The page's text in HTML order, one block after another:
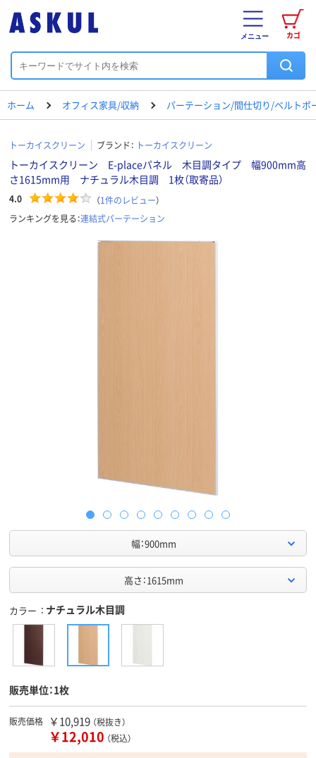
カゴ
メニュー
ホーム オフィス家具/収納 パーテーション/間仕切り/ベルトポ
トーカイスクリーン ブランド： トーカイスクリーン
トーカイスクリーン E-placeパネル 木目調タイプ 幅900mm高
さ1615mm用 ナチュラル木目調 1枚（取寄品）
4.0 （1件のレビュー）
ランキングを見る：連結式パーテーション
幅：900mm
高さ：1615mm
カラー ナチュラル木目調
販売単位：1枚
販売価格 ￥10,919 （税抜き）
￥12,010 （税込）